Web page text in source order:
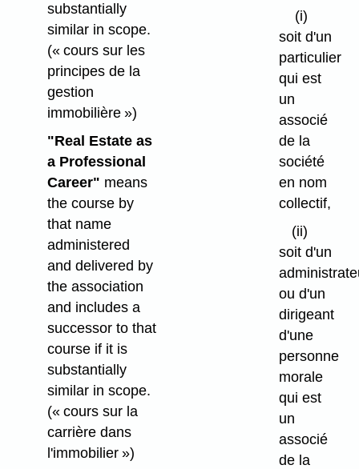
substantially
similar in scope.
(« cours sur les
principes de la
gestion
immobilière »)
"Real Estate as
a Professional
Career" means
the course by
that name
administered
and delivered by
the association
and includes a
successor to that
course if it is
substantially
similar in scope.
(« cours sur la
carrière dans
l'immobilier »)
(i)
soit d'un
particulier
qui est
un
associé
de la
société
en nom
collectif,
(ii)
soit d'un
ou d'un
dirigeant
d'une
personne
morale
qui est
un
associé
de la